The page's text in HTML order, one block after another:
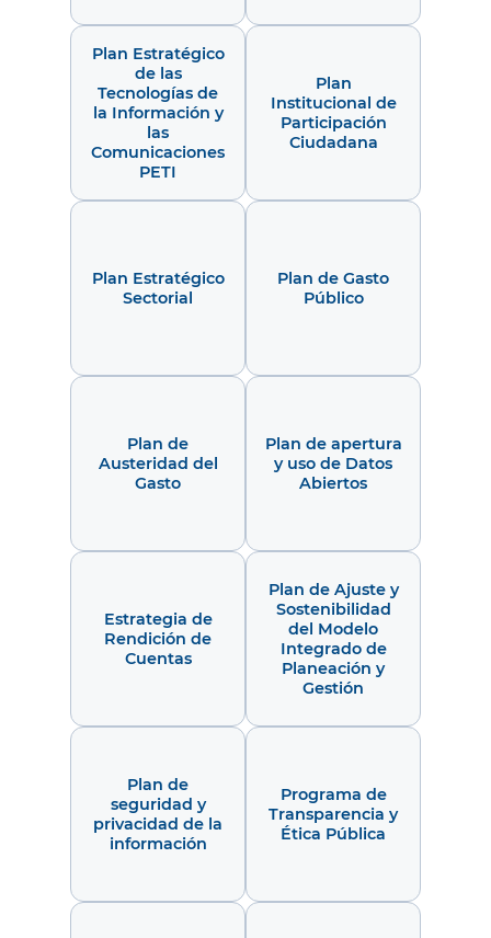
Plan Estratégico
de las
Tecnologías de
la Información y
las
Comunicaciones
PETI
Plan
Institucional de
Participación
Ciudadana
Plan Estratégico
Sectorial
Plan de Gasto
Público
Plan de
Austeridad del
Gasto
Plan de apertura
y uso de Datos
Abiertos
Estrategia de
Rendición de
Cuentas
Plan de Ajuste y
Sostenibilidad
del Modelo
Integrado de
Planeación y
Gestión
Plan de
seguridad y
privacidad de la
información
Programa de
Transparencia y
Ética Pública